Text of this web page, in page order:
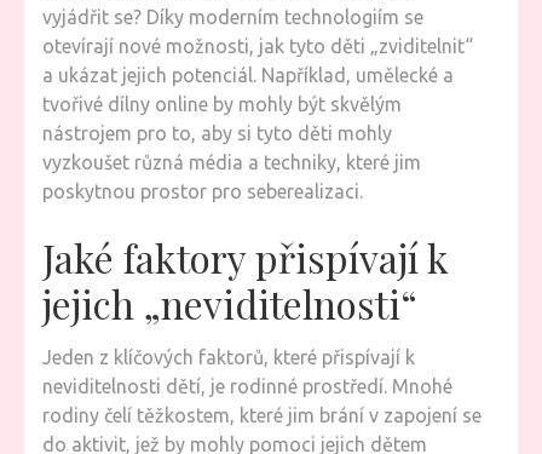
vyjádřit se? Díky moderním technologiím se
otevírají nové možnosti, jak tyto děti „zviditelnit“
a ukázat jejich potenciál. Například, umělecké a
tvořivé dílny online by mohly být skvělým
nástrojem pro to, aby si tyto děti mohly
vyzkoušet různá média a techniky, které jim
poskytnou prostor pro seberealizaci.
Jaké faktory přispívají k
jejich „neviditelnosti“
Jeden z klíčových faktorů, které přispívají k
neviditelnosti dětí, je rodinné prostředí. Mnohé
rodiny čelí těžkostem, které jim brání v zapojení se
do aktivit, jež by mohly pomoci jejich dětem